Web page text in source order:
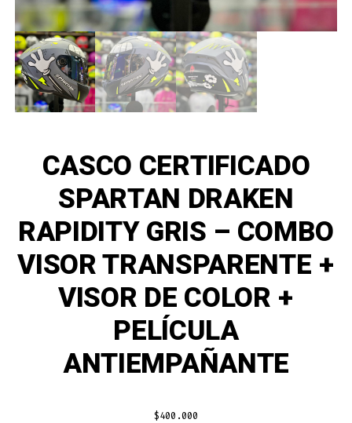
CASCO CERTIFICADO
SPARTAN DRAKEN
RAPIDITY GRIS – COMBO
VISOR TRANSPARENTE +
VISOR DE COLOR +
PELÍCULA
ANTIEMPAÑANTE
$400.000